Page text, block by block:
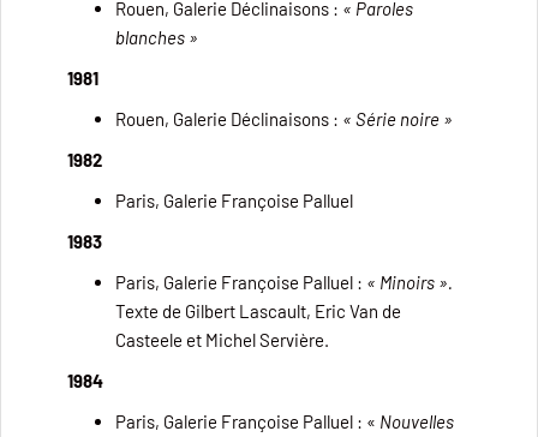
Rouen, Galerie Déclinaisons : « Paroles
blanches »
1981
Rouen, Galerie Déclinaisons : « Série noire »
1982
Paris, Galerie Françoise Palluel
1983
Paris, Galerie Françoise Palluel : « Minoirs ».
Texte de Gilbert Lascault, Eric Van de
Casteele et Michel Servière.
1984
Paris, Galerie Françoise Palluel : « Nouvelles